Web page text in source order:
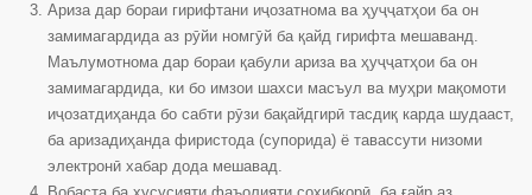
Ариза дар бораи гирифтани иҷозатнома ва ҳуҷҷатҳои ба он
замимагардида аз рӯйи номгӯй ба қайд гирифта мешаванд.
Маълумотнома дар бораи қабули ариза ва ҳуҷҷатҳои ба он
замимагардида, ки бо имзои шахси масъул ва муҳри мақомоти
иҷозатдиҳанда бо сабти рӯзи бақайдгирӣ тасдиқ карда шудааст,
ба аризадиҳанда фиристода (супорида) ё тавассути низоми
электронӣ хабар дода мешавад.